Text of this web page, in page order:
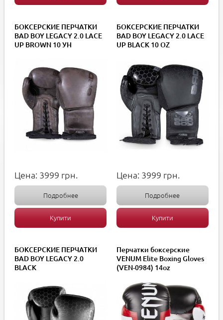
БОКСЕРСКИЕ ПЕРЧАТКИ
BAD BOY LEGACY 2.0 LACE
UP BROWN 10 УН
Цена: 3999 грн.
Подробнее
Купити
БОКСЕРСКИЕ ПЕРЧАТКИ
BAD BOY LEGACY 2.0 LACE
UP BLACK 10 ОZ
Цена: 3999 грн.
Подробнее
Купити
БОКСЕРСКИЕ ПЕРЧАТКИ
BAD BOY LEGACY 2.0
BLACK
Перчатки боксерские
VENUM Elite Boxing Gloves
(VEN-0984) 14oz